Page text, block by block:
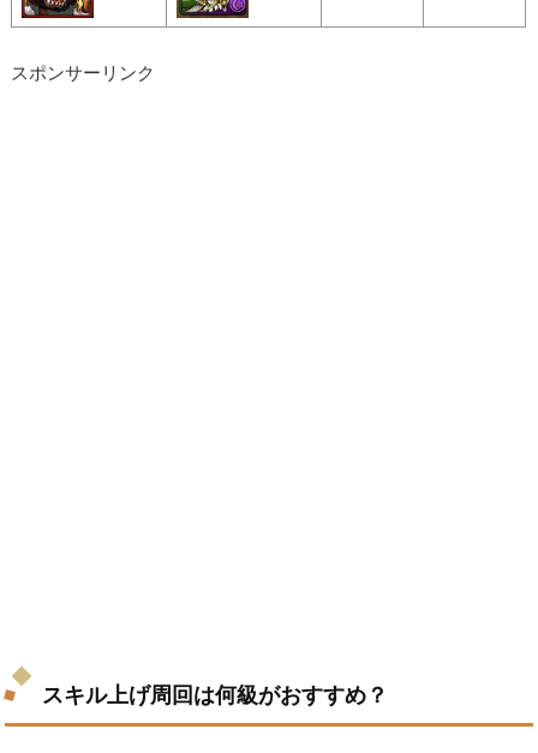
スポンサーリンク
スキル上げ周回は何級がおすすめ？